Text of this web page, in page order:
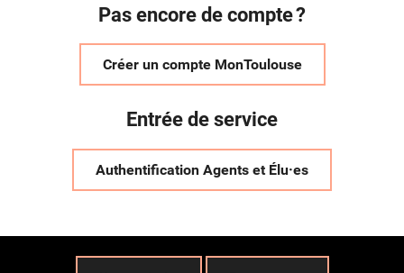
Pas encore de compte ?
Créer un compte MonToulouse
Entrée de service
Authentification Agents et Élu·es